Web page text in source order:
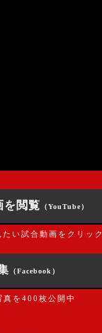
を閲覧 （YouTube）
い試合動画をクリック
（Facebook）
真を400枚公開中